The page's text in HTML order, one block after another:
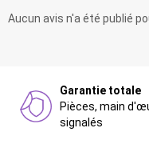
Aucun avis n'a été publié
Garantie totale
Pièces, main
signalés